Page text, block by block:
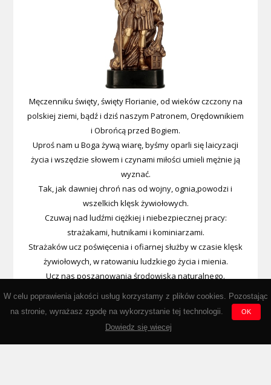
Męczenniku święty, święty Florianie, od wieków czczony na
polskiej ziemi, bądź i dziś naszym Patronem, Orędownikiem
i Obrońcą przed Bogiem.
Uproś nam u Boga żywą wiarę, byśmy oparli się laicyzacji
życia i wszędzie słowem i czynami miłości umieli mężnie ją
wyznać.
Tak, jak dawniej chroń nas od wojny, ognia,powodzi i
wszelkich klęsk żywiołowych.
Czuwaj nad ludźmi ciężkiej i niebezpiecznej pracy:
strażakami, hutnikami i kominiarzami.
Strażaków ucz poświęcenia i ofiarnej służby w czasie klęsk
żywiołowych, w ratowaniu ludzkiego życia i mienia.
Ucz nas poszanowania środowiska naturalnego.
Wypraszaj nam u Boga łaski i cnotę męstwa, abyśmy kiedyś
zasłużyli na wieczną nagrodę w niebie. Amen.
W celu poprawienia jakości usług korzystamy z plików cookies. Pozostając
na stronie, wyrażasz zgodę na wykorzystanie tej technologii.
OK
Dowiedz się wiecej